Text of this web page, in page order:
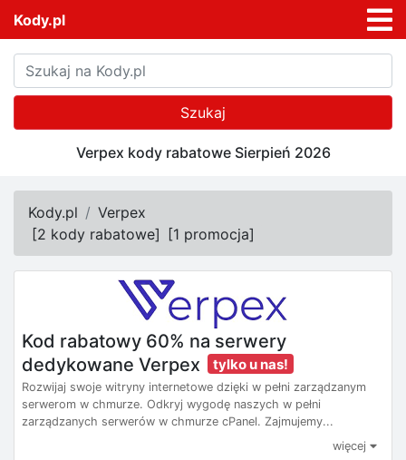
Kody.pl
Szukaj
Verpex kody rabatowe Sierpień 2026
Kody.pl
Verpex
[2 kody rabatowe] [1 promocja]
Kod rabatowy 60% na serwery
dedykowane Verpex
tylko u nas!
Rozwijaj swoje witryny internetowe dzięki w pełni zarządzanym
serwerom w chmurze. Odkryj wygodę naszych w pełni
zarządzanych serwerów w chmurze cPanel. Zajmujemy...
więcej